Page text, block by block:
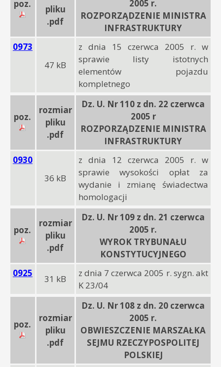
poz.
pliku
.pdf
2005 r.
ROZPORZĄDZENIE MINISTRA
INFRASTRUKTURY
0973
47 kB
z dnia 15 czerwca 2005 r. w
sprawie listy istotnych
elementów pojazdu
kompletnego
poz.
rozmiar
pliku
.pdf
Dz. U. Nr 110 z dn. 22 czerwca
2005 r
ROZPORZĄDZENIE MINISTRA
INFRASTRUKTURY
0930
36 kB
z dnia 12 czerwca 2005 r. w
sprawie wysokości opłat za
wydanie i zmianę świadectwa
homologacji
poz.
rozmiar
pliku
.pdf
Dz. U. Nr 109 z dn. 21 czerwca
2005 r.
WYROK TRYBUNAŁU
KONSTYTUCYJNEGO
0925
31 kB
z dnia 7 czerwca 2005 r. sygn. akt
K 23/04
poz.
rozmiar
pliku
.pdf
Dz. U. Nr 108 z dn. 20 czerwca
2005 r.
OBWIESZCZENIE MARSZAŁKA
SEJMU RZECZYPOSPOLITEJ
POLSKIEJ